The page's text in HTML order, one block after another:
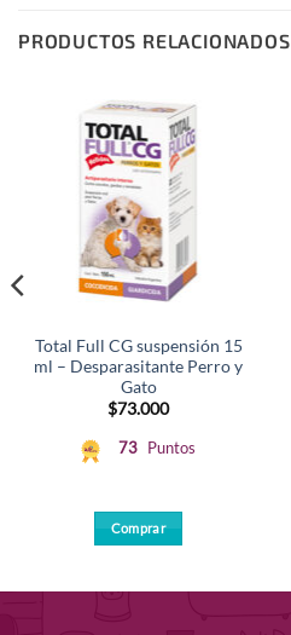
PRODUCTOS RELACIONADOS
Total Full CG suspensión 15
ml – Desparasitante Perro y
Gato
$73.000
73 Puntos
Comprar